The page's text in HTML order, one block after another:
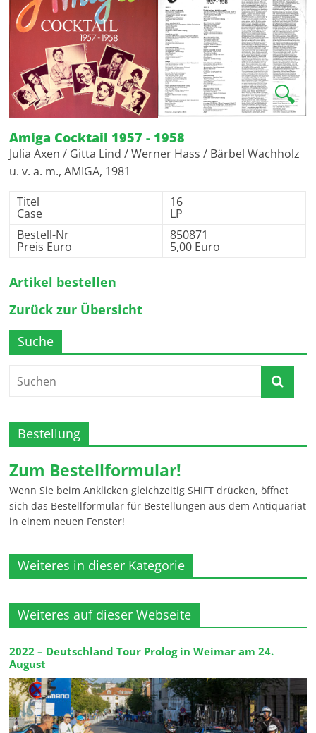
🔍
Amiga Cocktail 1957 - 1958
Julia Axen / Gitta Lind / Werner Hass / Bärbel Wachholz
u. v. a. m., AMIGA, 1981
Titel
Case
16
LP
Bestell-Nr
Preis Euro
850871
5,00 Euro
Artikel bestellen
Zurück zur Übersicht
Suche
Bestellung
Zum Bestellformular!
Wenn Sie beim Anklicken gleichzeitig SHIFT drücken, öffnet
sich das Bestellformular für Bestellungen aus dem Antiquariat
in einem neuen Fenster!
Weiteres in dieser Kategorie
Weiteres auf dieser Webseite
2022 – Deutschland Tour Prolog in Weimar am 24.
August